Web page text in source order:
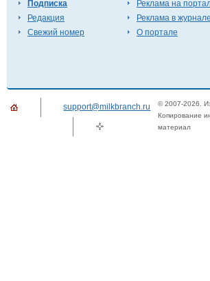
Подписка
Редакция
Свежий номер
Реклама на
Реклама в журнале
О портале
support@milkbranch.ru © 2007-2026.
Копирование
материал